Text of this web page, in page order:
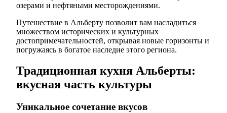
озерами и нефтяными месторождениями.
Путешествие в Альберту позволит вам насладиться
множеством исторических и культурных
достопримечательностей, открывая новые горизонты и
погружаясь в богатое наследие этого региона.
Традиционная кухня Альберты:
вкусная часть культуры
Уникальное сочетание вкусов